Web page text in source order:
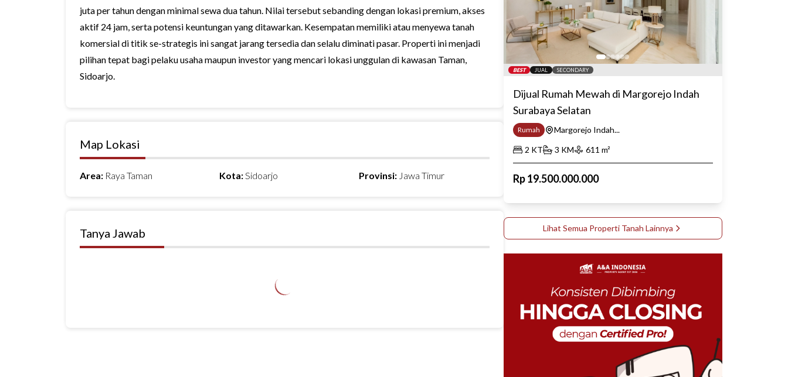
juta per tahun dengan minimal sewa dua tahun. Nilai tersebut sebanding dengan lokasi premium, akses
aktif 24 jam, serta potensi keuntungan yang ditawarkan. Kesempatan memiliki atau menyewa tanah
komersial di titik se-strategis ini sangat jarang tersedia dan selalu diminati pasar. Properti ini menjadi
pilihan tepat bagi pelaku usaha maupun investor yang mencari lokasi unggulan di kawasan Taman,
Sidoarjo.
Map Lokasi
Area: Raya Taman Kota:Sidoarjo Provinsi: Jawa Timur
Tanya Jawab
BEST JUAL SECONDARY
Dijual Rumah Mewah di Margorejo Indah
Surabaya Selatan
Rumah
Margorejo Indah...
2 KT 3 KM 611 m²
Rp19.500.000.000
Lihat Semua Properti Tanah Lainnya